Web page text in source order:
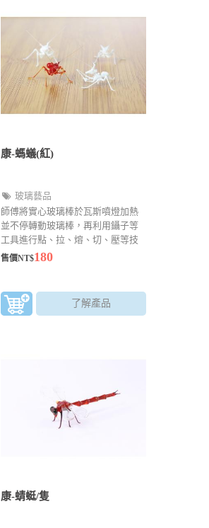
康-螞蟻(紅)
玻璃藝品
師傅將實心玻璃棒於瓦斯噴燈加熱
並不停轉動玻璃棒，再利用鑷子等
工具進行點、拉、熔、切、壓等技
法來成型，可以製作精巧的玻璃藝
售價NT$180
了解產品
康-蜻蜓/隻